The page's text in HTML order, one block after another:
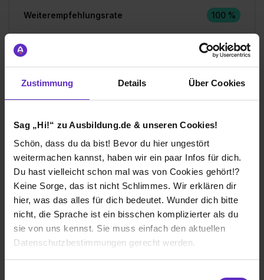
Zustimmung Details Über Cookies
Sag „Hi!“ zu Ausbildung.de & unseren Cookies!
Schön, dass du da bist! Bevor du hier ungestört
weitermachen kannst, haben wir ein paar Infos für dich.
Du hast vielleicht schon mal was von Cookies gehört!?
Keine Sorge, das ist nicht Schlimmes. Wir erklären dir
hier, was das alles für dich bedeutet. Wunder dich bitte
nicht, die Sprache ist ein bisschen komplizierter als du
sie von uns kennst. Sie muss einfach den aktuellen
Datenschutzbestimmungen gerecht werden.
Ich würde diese Firma
weiterempfehlen!
Weiterempfehlungsrate 100 %
Gesamtbewertung
Aufgaben & Lernerfolg
Bewerte jetzt deine Ausbildung